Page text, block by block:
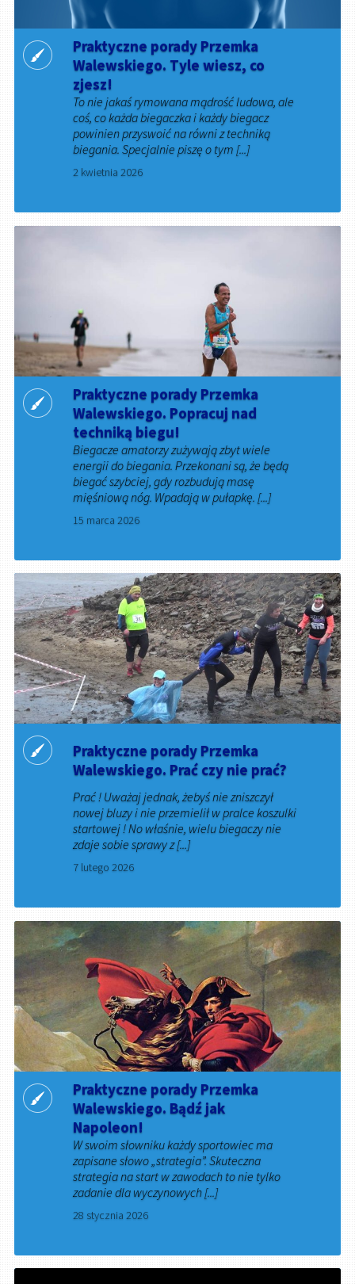
Praktyczne porady Przemka
Walewskiego. Tyle wiesz, co
zjesz!
To nie jakaś rymowana mądrość ludowa, ale
coś, co każda biegaczka i każdy biegacz
powinien przyswoić na równi z techniką
biegania. Specjalnie piszę o tym [...]
2 kwietnia 2026
Praktyczne porady Przemka
Walewskiego. Popracuj nad
techniką biegu!
Biegacze amatorzy zużywają zbyt wiele
energii do biegania. Przekonani są, że będą
biegać szybciej, gdy rozbudują masę
mięśniową nóg. Wpadają w pułapkę. [...]
15 marca 2026
Praktyczne porady Przemka
Walewskiego. Prać czy nie prać?
Prać ! Uważaj jednak, żebyś nie zniszczył
nowej bluzy i nie przemielił w pralce koszulki
startowej ! No właśnie, wielu biegaczy nie
zdaje sobie sprawy z [...]
7 lutego 2026
Praktyczne porady Przemka
Walewskiego. Bądź jak
Napoleon!
W swoim słowniku każdy sportowiec ma
zapisane słowo „strategia”. Skuteczna
strategia na start w zawodach to nie tylko
zadanie dla wyczynowych [...]
28 stycznia 2026